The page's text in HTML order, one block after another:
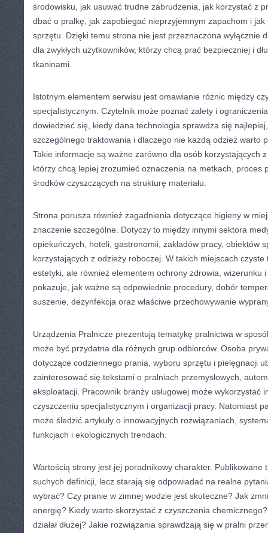
środowisku, jak usuwać trudne zabrudzenia, jak korzystać z
dbać o pralkę, jak zapobiegać nieprzyjemnym zapachom i jak
sprzętu. Dzięki temu strona nie jest przeznaczona wyłącznie
dla zwykłych użytkowników, którzy chcą prać bezpieczniej i
tkaninami.
Istotnym elementem serwisu jest omawianie różnic między
specjalistycznym. Czytelnik może poznać zalety i
dowiedzieć się, kiedy dana technologia sprawdza się
szczególnego traktowania i dlaczego nie każdą odzież warto
Takie informacje są ważne zarówno dla osób korzystających
którzy chcą lepiej zrozumieć oznaczenia na metkach, proces
środków czyszczących na strukturę materiału.
Strona porusza również zagadnienia dotyczące higieny w
znaczenie szczególne. Dotyczy to między innymi sektora
opiekuńczych, hoteli, gastronomii, zakładów pracy, obiektów
korzystających z odzieży roboczej. W takich miejscach
estetyki, ale również elementem ochrony zdrowia, wizerunku
pokazuje, jak ważne są odpowiednie procedury, dobór
suszenie, dezynfekcja oraz właściwe przechowywanie
Urządzenia Pralnicze prezentują tematykę pralnictwa w
może być przydatna dla różnych grup odbiorców. Osoba
dotyczące codziennego prania, wyboru sprzętu i pielęgnacji
zainteresować się tekstami o pralniach przemysłowych,
eksploatacji. Pracownik branży usługowej może wykorzystać
czyszczeniu specjalistycznym i organizacji pracy. Natomiast
może śledzić artykuły o innowacyjnych rozwiązaniach,
funkcjach i ekologicznych trendach.
Wartością strony jest jej poradnikowy charakter. Publikowane
suchych definicji, lecz starają się odpowiadać na realne
wybrać? Czy pranie w zimnej wodzie jest skuteczne? Jak
energię? Kiedy warto skorzystać z czyszczenia
działał dłużej? Jakie rozwiązania sprawdzają się w pralni